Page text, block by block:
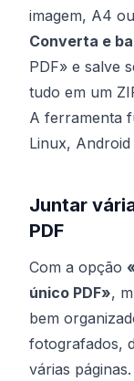
imagem, A4
Converta e
PDF» e salve
tudo em um
A ferramenta
Linux, Android
Juntar
PDF
Com a opção
único PDF»,
bem
fotografados,
várias